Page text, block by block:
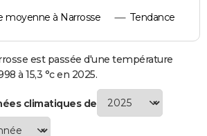
moyenne à Narrosse Tendance
est passée d'une température
à 15,3 °c en 2025.
climatiques de